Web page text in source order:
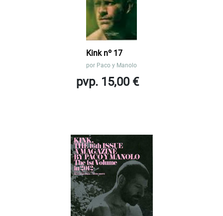
Kink nº 17
por Paco y Manolo
pvp. 15,00 €